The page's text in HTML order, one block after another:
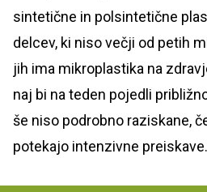
sintetične in polsintetične
delcev, ki niso večji od petih
jih ima mikroplastika na
naj bi na teden pojedli
še niso podrobno raziskane,
potekajo intenzivne preiskave.